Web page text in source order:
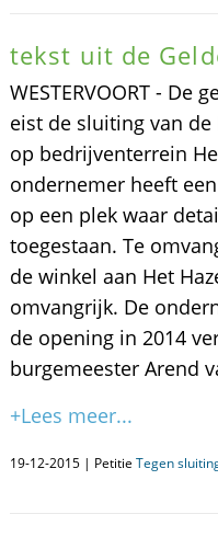
tekst uit de
WESTERVOORT - De
eist de sluiting van
op bedrijventerrein
ondernemer heeft
op een plek waar
toegestaan. Te
de winkel aan Het
omvangrijk. De
de opening in 2014
burgemeester Arend
+Lees meer...
19-12-2015 | Petitie Tegen